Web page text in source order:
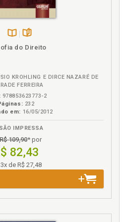
45
da moda filosófica, p. 58
conformismo, p. 111
163
Unidos, p. 66
heresia, p. 125
Disponível
do Direito
KROHLING E DIRCE NAZARÉ DE
FERREIRA
978853623773-2
232
em: 16/05/2012
IMPRESSA
109,90* por
82,43
de R$ 27,48